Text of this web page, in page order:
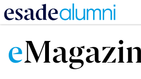
contenido
principal
e